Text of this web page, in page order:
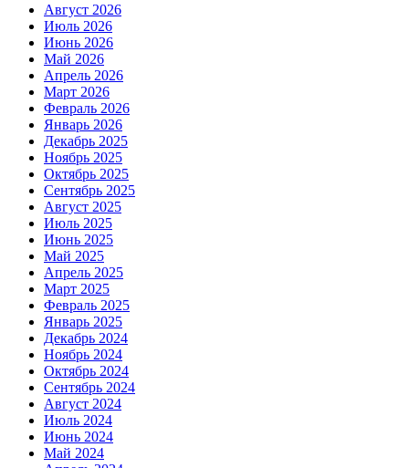
Август 2026
Июль 2026
Июнь 2026
Май 2026
Апрель 2026
Март 2026
Февраль 2026
Январь 2026
Декабрь 2025
Ноябрь 2025
Октябрь 2025
Сентябрь 2025
Август 2025
Июль 2025
Июнь 2025
Май 2025
Апрель 2025
Март 2025
Февраль 2025
Январь 2025
Декабрь 2024
Ноябрь 2024
Октябрь 2024
Сентябрь 2024
Август 2024
Июль 2024
Июнь 2024
Май 2024